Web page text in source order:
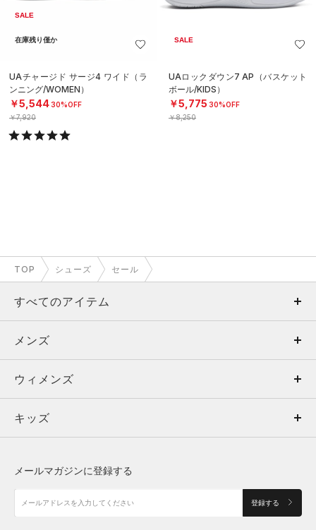
SALE
在庫残り僅か
UAチャージド サージ4 ワイド（ラ
ンニング/WOMEN）
￥5,54430%OFF
￥7,920
SALE
UAロックダウン7 AP（バスケット
ボール/KIDS）
￥5,775 30%OFF
￥8,250
TOP シューズ セール
すべてのアイテム
メンズ
ウィメンズ
キッズ
アクセサリー
メンズ
トップス
ボトムス
アクセサリー
ウィメンズ
トップス
シューズ
キッズ
メールマガジンに登録する
登録する